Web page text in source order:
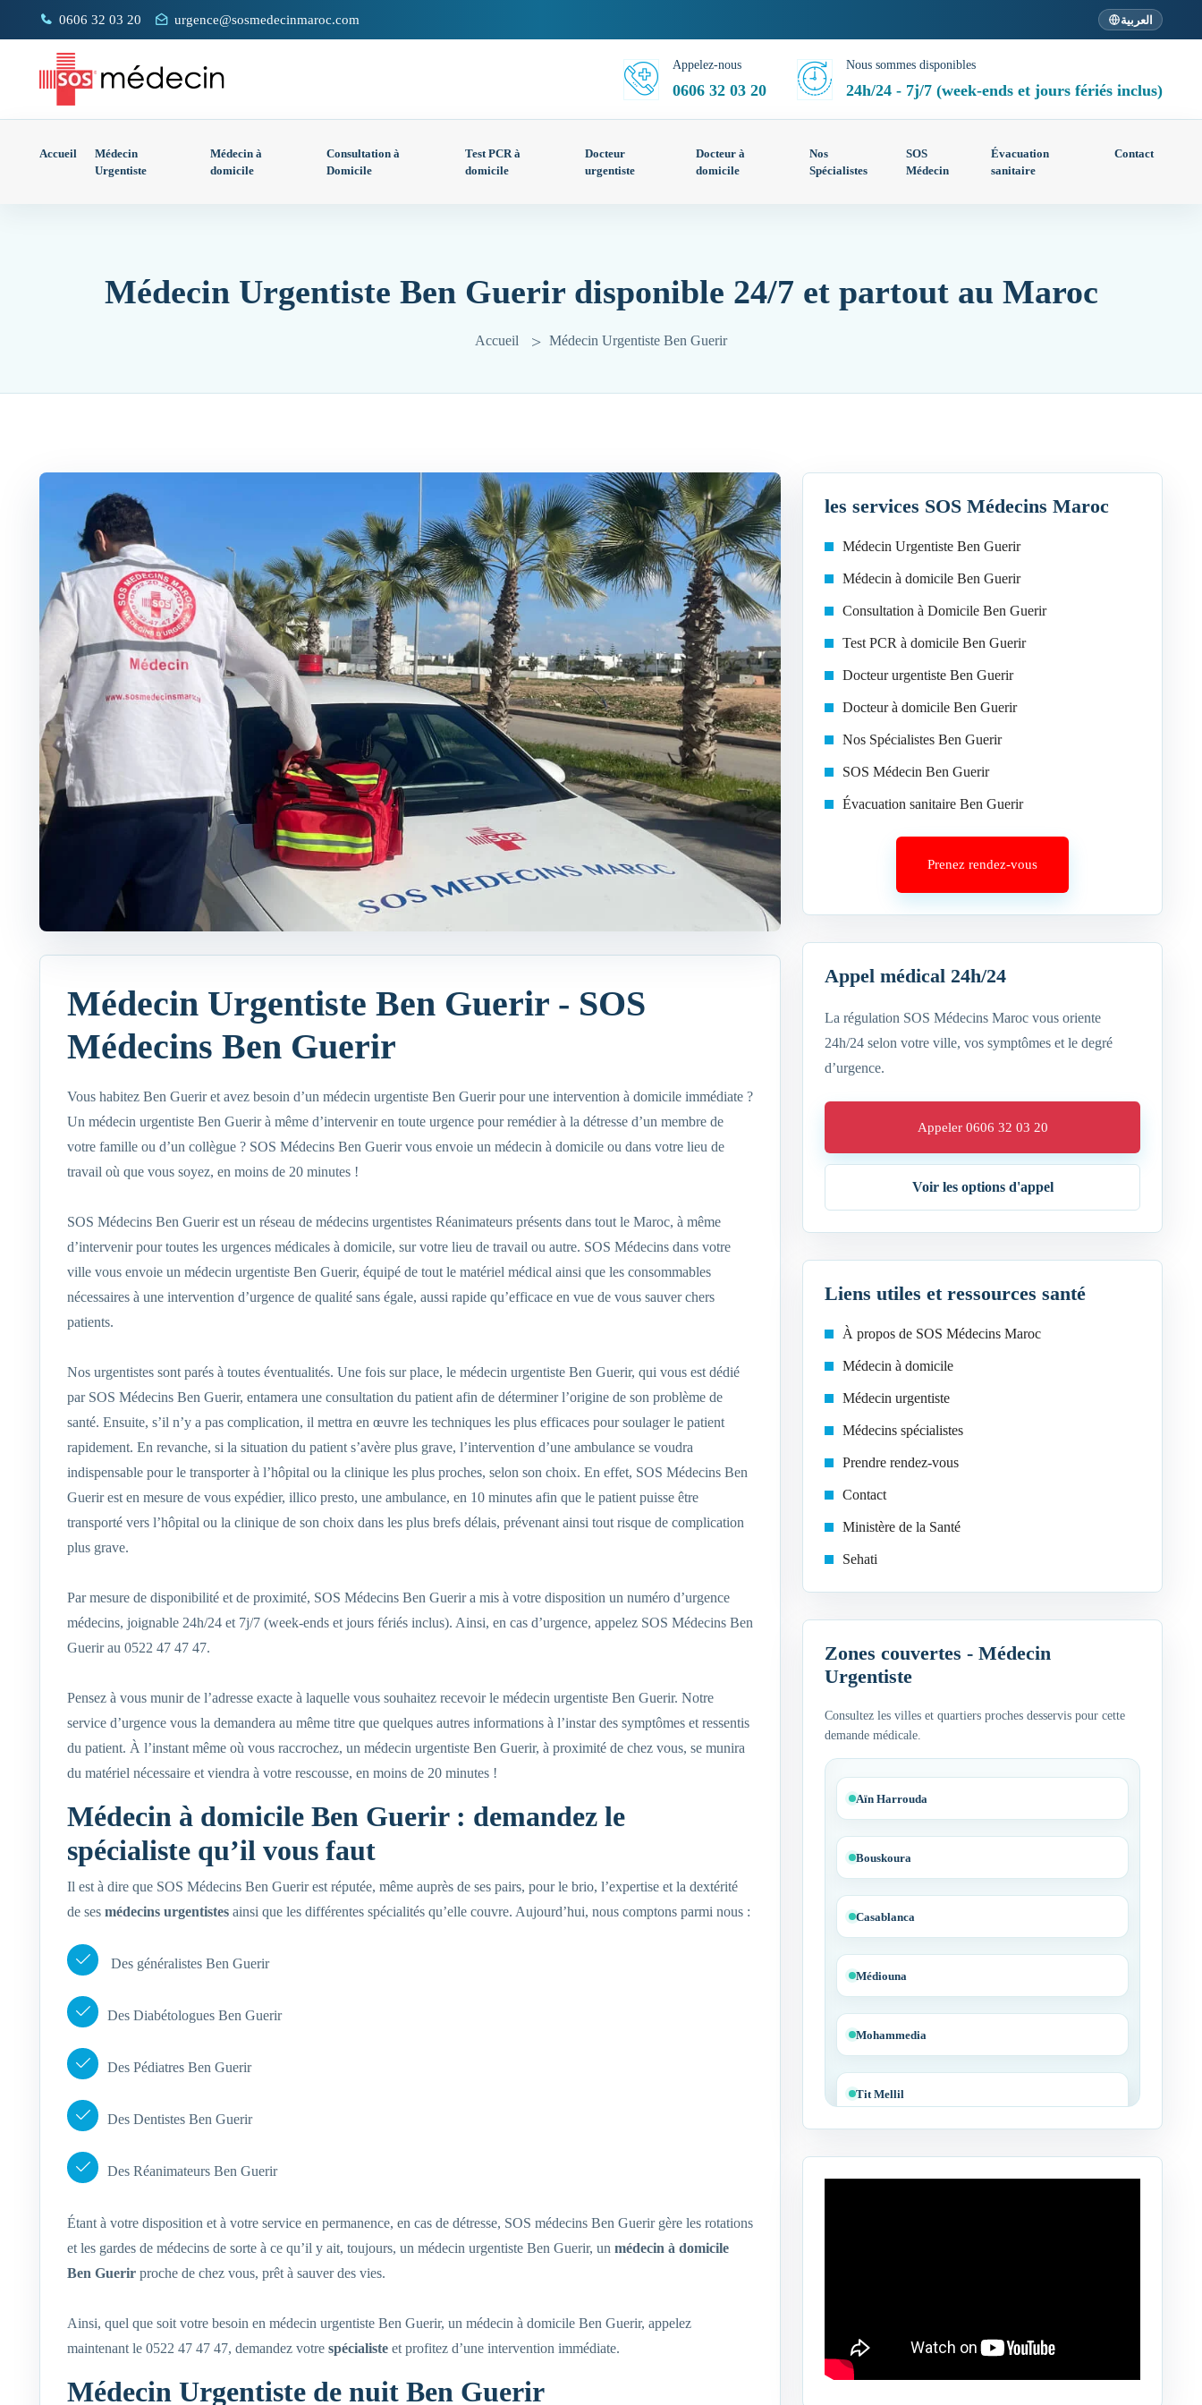
0606 32 03 20 urgence@sosmedecinmaroc.com العربية
Appelez-nous
0606 32 03 20
Nous sommes disponibles
24h/24 - 7j/7 (week-ends et jours fériés inclus)
Accueil
Médecin
Urgentiste
Médecin à
domicile
Consultation à
Domicile
Test PCR à
domicile
Docteur
urgentiste
Docteur à
domicile
Nos
Spécialistes
SOS
Médecin
Évacuation
sanitaire
Contact
Médecin Urgentiste Ben Guerir disponible 24/7 et partout au Maroc
Accueil Médecin Urgentiste Ben Guerir
Médecin Urgentiste Ben Guerir - SOS
Médecins Ben Guerir
Vous habitez Ben Guerir et avez besoin d’un médecin urgentiste Ben Guerir pour une intervention à domicile immédiate ?
Un médecin urgentiste Ben Guerir à même d’intervenir en toute urgence pour remédier à la détresse d’un membre de
votre famille ou d’un collègue ? SOS Médecins Ben Guerir vous envoie un médecin à domicile ou dans votre lieu de
travail où que vous soyez, en moins de 20 minutes !
SOS Médecins Ben Guerir est un réseau de médecins urgentistes Réanimateurs présents dans tout le Maroc, à même
d’intervenir pour toutes les urgences médicales à domicile, sur votre lieu de travail ou autre. SOS Médecins dans votre
ville vous envoie un médecin urgentiste Ben Guerir, équipé de tout le matériel médical ainsi que les consommables
nécessaires à une intervention d’urgence de qualité sans égale, aussi rapide qu’efficace en vue de vous sauver chers
patients.
Nos urgentistes sont parés à toutes éventualités. Une fois sur place, le médecin urgentiste Ben Guerir, qui vous est dédié
par SOS Médecins Ben Guerir, entamera une consultation du patient afin de déterminer l’origine de son problème de
santé. Ensuite, s’il n’y a pas complication, il mettra en œuvre les techniques les plus efficaces pour soulager le patient
rapidement. En revanche, si la situation du patient s’avère plus grave, l’intervention d’une ambulance se voudra
indispensable pour le transporter à l’hôpital ou la clinique les plus proches, selon son choix. En effet, SOS Médecins Ben
Guerir est en mesure de vous expédier, illico presto, une ambulance, en 10 minutes afin que le patient puisse être
transporté vers l’hôpital ou la clinique de son choix dans les plus brefs délais, prévenant ainsi tout risque de complication
plus grave.
Par mesure de disponibilité et de proximité, SOS Médecins Ben Guerir a mis à votre disposition un numéro d’urgence
médecins, joignable 24h/24 et 7j/7 (week-ends et jours fériés inclus). Ainsi, en cas d’urgence, appelez SOS Médecins Ben
Guerir au 0522 47 47 47.
Pensez à vous munir de l’adresse exacte à laquelle vous souhaitez recevoir le médecin urgentiste Ben Guerir. Notre
service d’urgence vous la demandera au même titre que quelques autres informations à l’instar des symptômes et ressentis
du patient. À l’instant même où vous raccrochez, un médecin urgentiste Ben Guerir, à proximité de chez vous, se munira
du matériel nécessaire et viendra à votre rescousse, en moins de 20 minutes !
Médecin à domicile Ben Guerir : demandez le
spécialiste qu’il vous faut
Il est à dire que SOS Médecins Ben Guerir est réputée, même auprès de ses pairs, pour le brio, l’expertise et la dextérité
de ses médecins urgentistes ainsi que les différentes spécialités qu’elle couvre. Aujourd’hui, nous comptons parmi nous :
Des généralistes Ben Guerir
Des Diabétologues Ben Guerir
Des Pédiatres Ben Guerir
Des Dentistes Ben Guerir
Des Réanimateurs Ben Guerir
Étant à votre disposition et à votre service en permanence, en cas de détresse, SOS médecins Ben Guerir gère les rotations
et les gardes de médecins de sorte à ce qu’il y ait, toujours, un médecin urgentiste Ben Guerir, un médecin à domicile
Ben Guerir proche de chez vous, prêt à sauver des vies.
Ainsi, quel que soit votre besoin en médecin urgentiste Ben Guerir, un médecin à domicile Ben Guerir, appelez
maintenant le 0522 47 47 47, demandez votre spécialiste et profitez d’une intervention immédiate.
Médecin Urgentiste de nuit Ben Guerir
les services SOS Médecins Maroc
Médecin Urgentiste Ben Guerir
Médecin à domicile Ben Guerir
Consultation à Domicile Ben Guerir
Test PCR à domicile Ben Guerir
Docteur urgentiste Ben Guerir
Docteur à domicile Ben Guerir
Nos Spécialistes Ben Guerir
SOS Médecin Ben Guerir
Évacuation sanitaire Ben Guerir
Prenez rendez-vous
Appel médical 24h/24
La régulation SOS Médecins Maroc vous oriente
24h/24 selon votre ville, vos symptômes et le degré
d’urgence.
Appeler 0606 32 03 20
Voir les options d'appel
Liens utiles et ressources santé
À propos de SOS Médecins Maroc
Médecin à domicile
Médecin urgentiste
Médecins spécialistes
Prendre rendez-vous
Contact
Ministère de la Santé
Sehati
Zones couvertes - Médecin
Urgentiste
Consultez les villes et quartiers proches desservis pour cette
demande médicale.
Aïn Harrouda
Bouskoura
Casablanca
Médiouna
Mohammedia
Tit Mellil